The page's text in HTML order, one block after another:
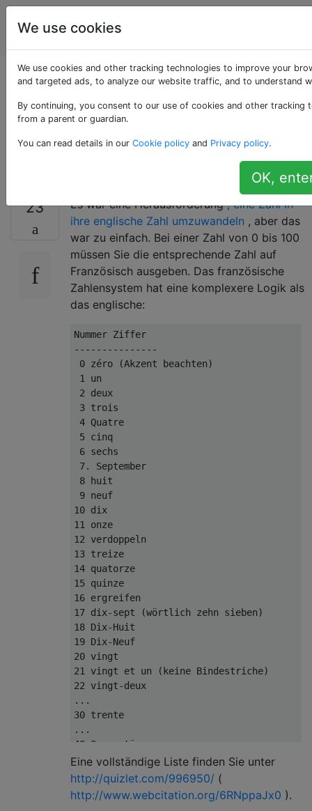
Programmierrätsel
& Code Golf
Zahlen auf
Französisch
buchstabieren
23 Es war eine Herausforderung, eine Zahl in
ihre englische Zahl umzuwandeln , aber das
war zu einfach. Bei einer Zahl von 0 bis 100
müssen Sie die entsprechende Zahl auf
Französisch ausgeben. Das französische
Zahlensystem hat eine komplexere Logik als
das englische:
Nummer Ziffer
---------------
0 zéro (Akzent beachten)
1 un
2 deux
3 trois
4 Quatre
5 cinq
6 sechs
7. September
8 huit
9 neuf
10 dix
11 onze
12 verdoppeln
13 treize
14 quatorze
15 quinze
16 ergreifen
17 dix-sept (wörtlich zehn sieben)
18 Dix-Huit
19 Dix-Neuf
20 vingt
21 vingt et un (keine Bindestriche)
22 vingt-deux
...
30 trente
...
40 Quarantäne
...
50 cinquante
...
60 Soixante
Eine vollständige Liste finden Sie unter
http://quizlet.com/996950/ (
http://www.webcitation.org/6RNppaJx0 ).
We use cookies
We use cookies and other tracking technologies to improve your
and targeted ads, to analyze our website traffic, and to understand
By continuing, you consent to our use of cookies and other
from a parent or guardian.
You can read details in our Cookie policy and Privacy policy.
OK,